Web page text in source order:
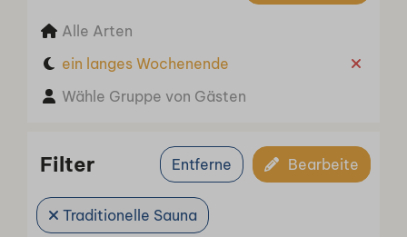
Alle Arten
ein langes Wochenende
Wähle Gruppe von Gästen
Filter Entferne Bearbeite
Traditionelle Sauna